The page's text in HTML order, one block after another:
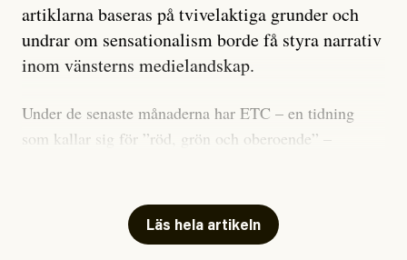
artiklarna baseras på tvivelaktiga grunder och
undrar om sensationalism borde få styra narrativ
inom vänsterns medielandskap.
Under de senaste månaderna har ETC – en tidning
som kallar sig för ”röd, grön och oberoende” –
skriver för? Vad betyder det att vara en ”röd, grön och
oberoende” tidning? Och vad är egentligen bra
Läs hela artikeln